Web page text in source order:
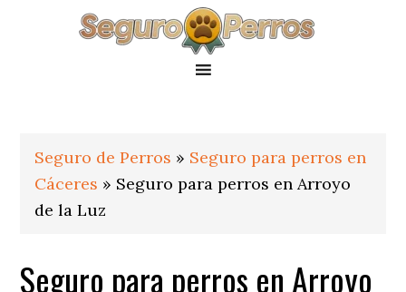
Seguro de Perros » Seguro para perros en
Cáceres » Seguro para perros en Arroyo
de la Luz
Seguro para perros en Arroyo